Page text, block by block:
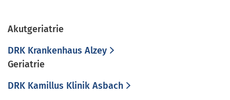
Akutgeriatrie
DRK Krankenhaus Alzey
Geriatrie
DRK Kamillus Klinik Asbach